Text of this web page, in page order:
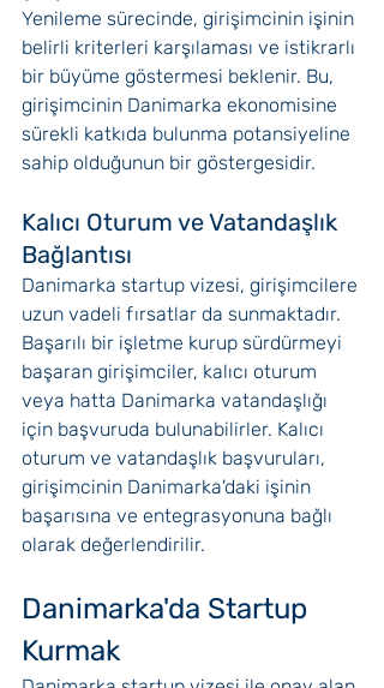
Yenileme sürecinde, girişimcinin işinin
belirli kriterleri karşılaması ve istikrarlı
bir büyüme göstermesi beklenir. Bu,
girişimcinin Danimarka ekonomisine
sürekli katkıda bulunma potansiyeline
sahip olduğunun bir göstergesidir.
Kalıcı Oturum ve Vatandaşlık
Bağlantısı
Danimarka startup vizesi, girişimcilere
uzun vadeli fırsatlar da sunmaktadır.
Başarılı bir işletme kurup sürdürmeyi
başaran girişimciler, kalıcı oturum
veya hatta Danimarka vatandaşlığı
için başvuruda bulunabilirler. Kalıcı
oturum ve vatandaşlık başvuruları,
girişimcinin Danimarka'daki işinin
başarısına ve entegrasyonuna bağlı
olarak değerlendirilir.
Danimarka'da Startup
Kurmak